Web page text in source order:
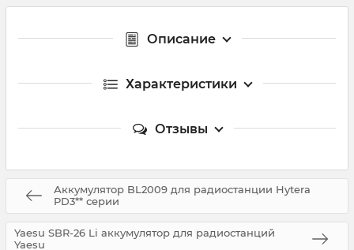
Описание
Характеристики
Отзывы
Аккумулятор BL2009 для радиостанции Hytera
PD3** серии
Yaesu SBR-26 Li аккумулятор для радиостанций
Yaesu